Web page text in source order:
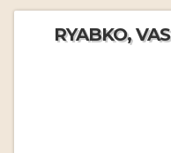
RYABKO,